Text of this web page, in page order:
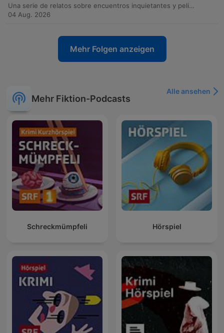
Una serie de relatos sobre encuentros inquietantes y peligrosos en entornos aislados. Desde un accidente automovilístico en Montana donde el protagonista descubre sabotaje y acecho, hasta enfrentamientos con grupos criminales en los Apalaches y emboscadas en áreas de descanso de camioneros. El episodio explora también lo sobrenatural, narrando encuentros con presencias misteriosas en refugios de montaña, hallazgos de objetos imposibles que conectan el presente con décadas pasadas, y la tensión de ser observado por entidades que desafían toda explicación lógica.
04 Aug. 2026
Mehr Folgen anzeigen
Mehr Fiktion-Podcasts
Alle ansehen
Schreckmümpfeli Hörspiel